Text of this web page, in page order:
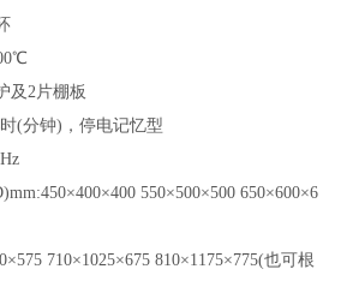
及2片棚板
(分钟)，停电记忆型
550×500×500 650×600×6
710×1025×675 810×1175×775(也可根